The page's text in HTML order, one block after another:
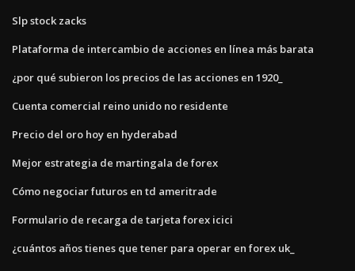
Slp stock zacks
Plataforma de intercambio de acciones en línea más barata
¿por qué subieron los precios de las acciones en 1920_
Cuenta comercial reino unido no residente
Precio del oro hoy en hyderabad
Mejor estrategia de martingala de forex
Cómo negociar futuros en td ameritrade
Formulario de recarga de tarjeta forex icici
¿cuántos años tienes que tener para operar en forex uk_